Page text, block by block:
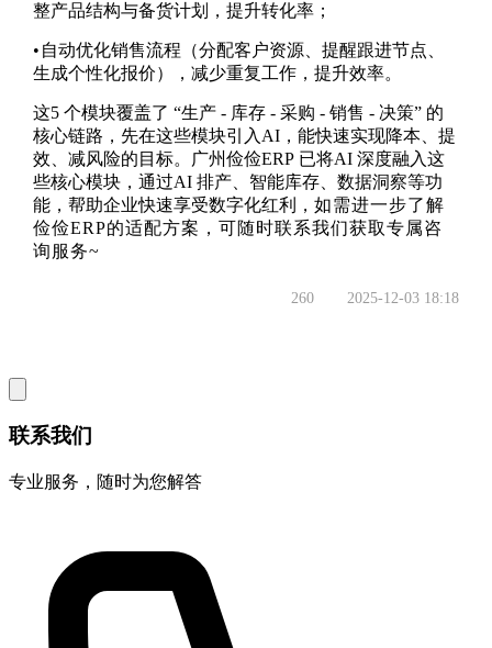
260 2025-12-03 18:18
整产品结构与备货计划，提升转化率；
• 自动优化销售流程（分配客户资源、提醒跟进节点、
生成个性化报价），减少重复工作，提升效率。
这5 个模块覆盖了 “生产 - 库存 - 采购 - 销售 - 决策” 的
核心链路，先在这些模块引入 AI，能快速实现降本、提
效、减风险的目标。广州俭俭ERP 已将AI 深度融入这
些核心模块，通过AI 排产、智能库存、数据洞察等功
能，帮助企业快速享受数字化红利， 如需进一步了解
俭俭ERP的适配方案，可随时联系我们获取专属咨
询服务~
联系我们
专业服务，随时为您解答